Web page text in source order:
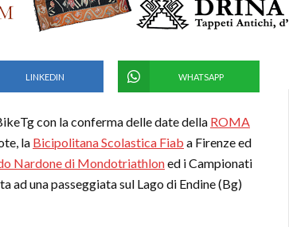
LINKEDIN WHATSAPP
con la conferma delle date della ROMA
la Bicipolitana Scolastica Fiab a Firenze ed
Nardone di Mondotriathloned i Campionati
ad una passeggiata sul Lago di Endine (Bg)